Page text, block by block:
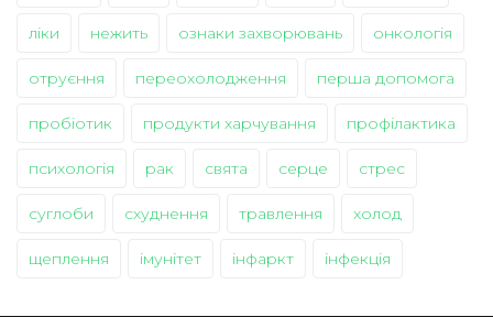
ліки нежить ознаки захворювань онкологія
отруєння переохолодження перша допомога
пробіотик продукти харчування профілактика
психологія рак свята серце стрес
суглоби схуднення травлення холод
щеплення імунітет інфаркт інфекція